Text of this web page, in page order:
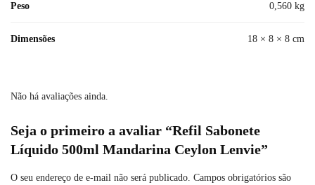
Peso 0,560 kg
Dimensões 18 × 8 × 8 cm
Não há avaliações ainda.
Seja o primeiro a avaliar “Refil Sabonete
Líquido 500ml Mandarina Ceylon Lenvie”
O seu endereço de e-mail não será publicado. Campos obrigatórios são